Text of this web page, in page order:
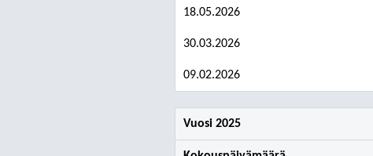
18.05.2026
30.03.2026
09.02.2026
Vuosi 2025